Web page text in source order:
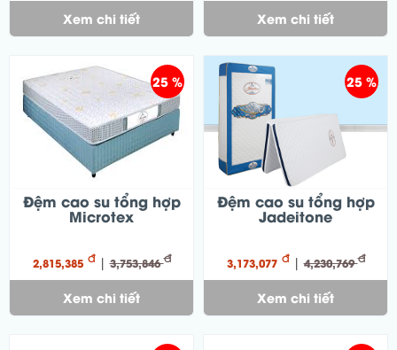
Xem chi tiết Xem chi tiết
25 %
Đệm cao su tổng hợp
Microtex
2,815,385 đ | 3,753,846đ
Xem chi tiết
25 %
Đệm cao su tổng hợp
Jadeitone
3,173,077 đ | 4,230,769đ
Xem chi tiết